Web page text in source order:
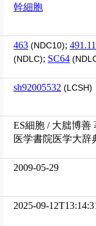
幹細胞
463 (NDC10); 491.11
(NDLC); SC64
sh92005532 (LCSH)
ES細胞 / 大朏博善
医学書院医学大辞
2009-05-29
2025-09-